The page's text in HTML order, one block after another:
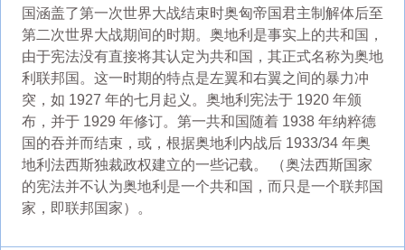
国涵盖了第一次世界大战结束时奥匈帝国君主制解体后至
第二次世界大战期间的时期。奥地利是事实上的共和国，
由于宪法没有直接将其认定为共和国，其正式名称为奥地
利联邦国。这一时期的特点是左翼和右翼之间的暴力冲
突，如 1927 年的七月起义。奥地利宪法于 1920 年颁
布，并于 1929 年修订。第一共和国随着 1938 年纳粹德
国的吞并而结束，或，根据奥地利内战后 1933/34 年奥
地利法西斯独裁政权建立的一些记载。 （奥法西斯国家
的宪法并不认为奥地利是一个共和国，而只是一个联邦国
家，即联邦国家）。